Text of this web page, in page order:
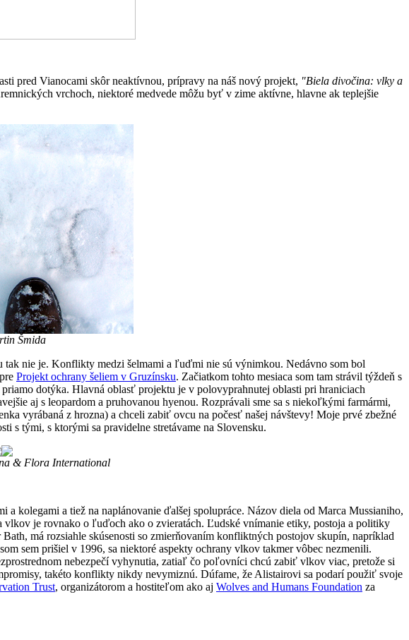
pred Vianocami skôr neaktívnou, prípravy na náš nový projekt, "Biela divočina: vlky a
vrchoch, niektoré medvede môžu byť v zime aktívne, hlavne ak teplejšie
Šmida
tak nie je. Konflikty medzi šelmami a ľuďmi nie sú výnimkou. Nedávno som bol
Projekt ochrany šeliem v Gruzínsku. Začiatkom tohto mesiaca som tam strávil týždeň s
dotýka. Hlavná oblasť projektu je v polovyprahnutej oblasti pri hraniciach
aj s leopardom a pruhovanou hyenou. Rozprávali sme sa s niekoľkými farmármi,
vyrábaná z hrozna) a chceli zabiť ovcu na počesť našej návštevy! Moje prvé zbežné
s tými, s ktorými sa pravidelne stretávame na Slovensku.
& Flora International
kolegami a tiež na naplánovanie ďalšej spolupráce. Názov diela od Marca Mussianiho,
vlkov je rovnako o ľuďoch ako o zvieratách. Ľudské vnímanie etiky, postoja a politiky
má rozsiahle skúsenosti so zmierňovaním konfliktných postojov skupín, napríklad
sem prišiel v 1996, sa niektoré aspekty ochrany vlkov takmer vôbec nezmenili.
nebezpečí vyhynutia, zatiaľ čo poľovníci chcú zabiť vlkov viac, pretože si
takéto konflikty nikdy nevymiznú. Dúfame, že Alistairovi sa podarí použiť svoje
Trust, organizátorom a hostiteľom ako aj Wolves and Humans Foundation za